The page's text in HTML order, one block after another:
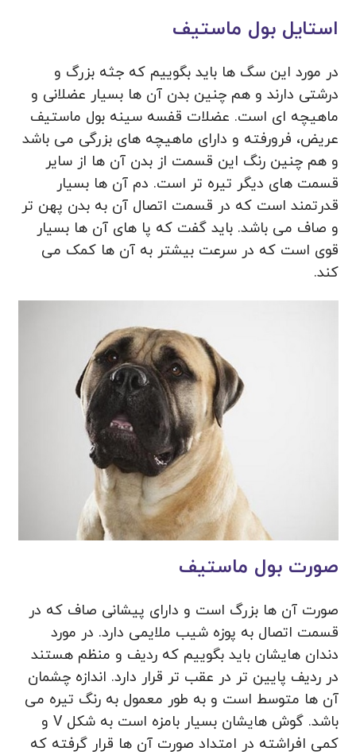
استایل بول ماستیف
در مورد این سگ ها باید بگوییم که جثه بزرگ و
درشتی دارند و هم چنین بدن آن ها بسیار عضلانی و
ماهیچه ای است. عضلات قفسه سینه بول ماستیف
عریض، فرورفته و دارای ماهیچه های بزرگی می باشد
و هم چنین رنگ این قسمت از بدن آن ها از سایر
قسمت های دیگر تیره تر است. دم آن ها بسیار
قدرتمند است که در قسمت اتصال آن به بدن پهن تر
و صاف می باشد. باید گفت که پا های آن ها بسیار
قوی است که در سرعت بیشتر به آن ها کمک می
کند.
صورت بول ماستیف
صورت آن ها بزرگ است و دارای پیشانی صاف که در
قسمت اتصال به پوزه شیب ملایمی دارد. در مورد
دندان هایشان باید بگوییم که ردیف و منظم هستند
در ردیف پایین تر در عقب تر قرار دارد. اندازه چشمان
آن ها متوسط است و به طور معمول به رنگ تیره می
باشد. گوش هایشان بسیار بامزه است به شکل V و
کمی افراشته در امتداد صورت آن ها قرار گرفته که